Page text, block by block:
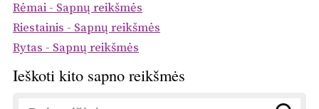
Rėmai - Sapnų reikšmės
Riestainis - Sapnų reikšmės
Rytas - Sapnų reikšmės
Ieškoti kito sapno reikšmės